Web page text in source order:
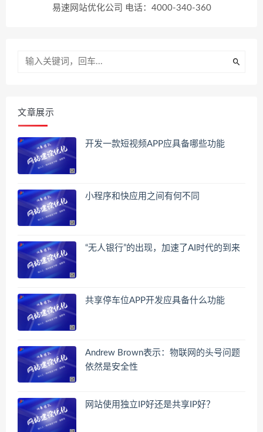
易速网站优化公司 电话：4000-340-360
文章展示
开发一款短视频APP应具备哪些功能
小程序和快应用之间有何不同
“无人银行”的出现，加速了AI时代的到来
共享停车位APP开发应具备什么功能
Andrew Brown表示：物联网的头号问题
依然是安全性
网站使用独立IP好还是共享IP好？